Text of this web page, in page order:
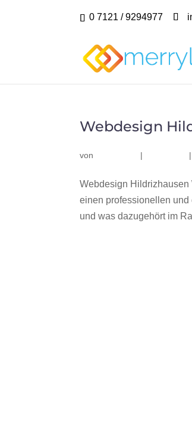
0 7121 / 9294977
Webdesign
von | |
Webdesign Hildrizhausen
einen professionellen und
und was dazugehört im